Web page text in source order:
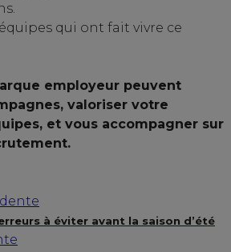
qui ont fait vivre ce
employeur peuvent
valoriser votre
et vous accompagner sur
à éviter avant la saison d’été